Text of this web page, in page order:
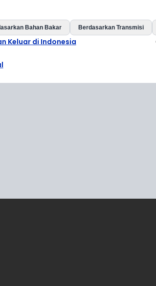
Bahan Bakar Berdasarkan Transmisi
Keluar di Indonesia